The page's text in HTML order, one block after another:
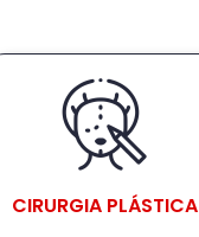
CIRURGIA PLÁSTICA